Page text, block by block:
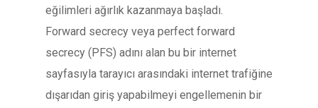
eğilimleri ağırlık kazanmaya başladı.
Forward secrecy veya perfect forward
secrecy (PFS) adını alan bu bir internet
sayfasıyla tarayıcı arasındaki internet trafiğine
dışarıdan giriş yapabilmeyi engellemenin bir